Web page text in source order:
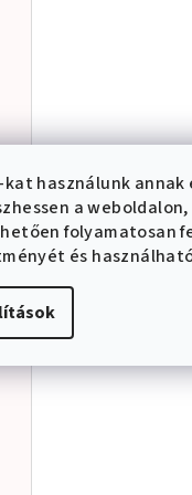
kat használunk
a
folyamatosan
és